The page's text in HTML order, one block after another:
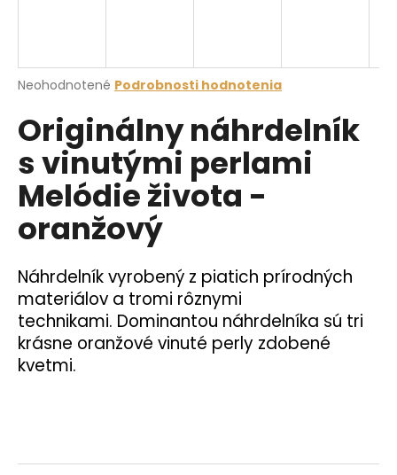
Priemerné
produktu
je
z
5
hviezdičiek.
Neohodnotené Podrobnosti hodnotenia
Originálny náhrdelník
s vinutými perlami
Melódie života -
oranžový
Náhrdelník vyrobený z piatich prírodných
materiálov a tromi rôznymi
technikami. Dominantou náhrdelníka sú tri
krásne oranžové vinuté perly zdobené
kvetmi.
s
ť
?
HĽADAŤ
O
d
p
o
r
e